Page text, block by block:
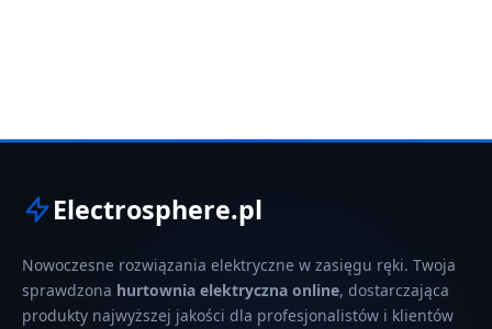
Electrosphere.pl
Nowoczesne rozwiązania elektryczne w zasięgu ręki. Twoja
sprawdzona hurtownia elektryczna online, dostarczająca
produkty najwyższej jakości dla profesjonalistów i klientów